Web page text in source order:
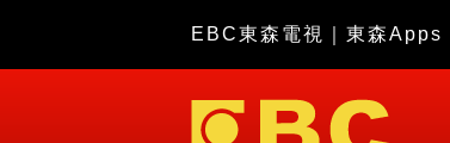
EBC東森電視 東森Apps